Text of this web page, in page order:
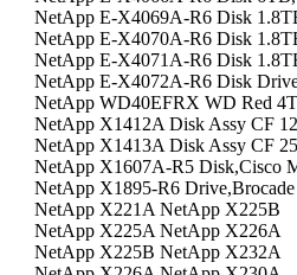
NetApp E-X4069A-R6 Disk
NetApp E-X4070A-R6 Disk
NetApp E-X4071A-R6 Disk
NetApp E-X4072A-R6 Disk
NetApp WD40EFRX WD Red
NetApp X1412A Disk Assy CF
NetApp X1413A Disk Assy CF
NetApp X1607A-R5 Disk,Cisco
NetApp X1895-R6
NetApp X221A NetApp X225B
NetApp X225A NetApp X226A
NetApp X225B NetApp X232A